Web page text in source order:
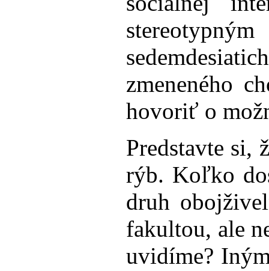
zmeneného
hovoriť o
Predstavte si,
rýb. Koľko
druh
fakultou, ale
uvidíme?